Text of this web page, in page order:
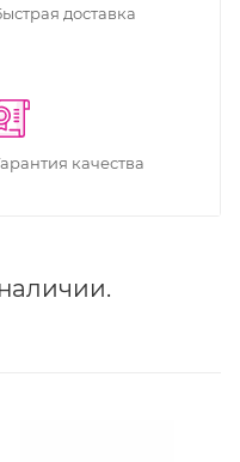
доставка
качества